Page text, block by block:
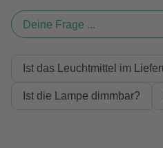
Deine Frage ...
Ist das Leuchtmittel im
Ist die Lampe dimmbar?